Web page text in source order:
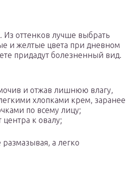
Из оттенков лучше выбрать
и желтые цвета при дневном
придадут болезненный вид.
и отжав лишнюю влагу,
хлопками крем, заранее
по всему лицу;
к овалу;
а легко